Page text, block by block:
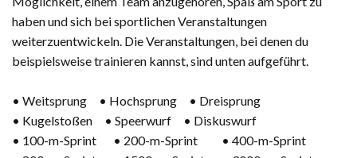
haben und sich bei sportlichen Veranstaltungen
weiterzuentwickeln. Die Veranstaltungen, bei denen du
beispielsweise trainieren kannst, sind unten aufgeführt.
• Weitsprung • Hochsprung • Dreisprung
• Kugelstoßen • Speerwurf • Diskuswurf
• 100-m-Sprint • 200-m-Sprint • 400-m-Sprint